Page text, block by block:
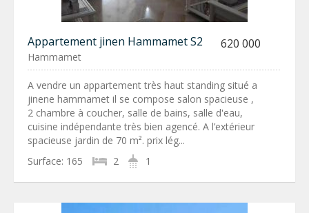
Appartement jinen Hammamet S2 620 000
Hammamet
A vendre un appartement très haut standing situé a
jinene hammamet il se compose salon spacieuse ,
2 chambre à coucher, salle de bains, salle d'eau,
cuisine indépendante très bien agencé. A l’extérieur
spacieuse jardin de 70 m². prix lég...
Surface: 165 2 1